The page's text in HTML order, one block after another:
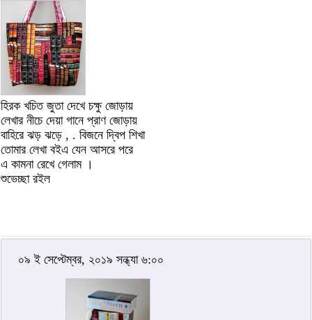
হিরক খচিত জুতা দেখে চক্ষু জোড়ায়
লেখার নীচে দেয়া গানে প্রাণ জোড়ায়
বাহিরে ঝড় ঝড়ে , . বিজনে দ্বিপ শিখা
তোমার লেখা বইএ যেন আসরে পরে
এ কামনা রেখে গেলাম ।
শুভেচ্ছা রইল
০৯ ই সেপ্টেম্বর, ২০১৯ সন্ধ্যা ৬:০০